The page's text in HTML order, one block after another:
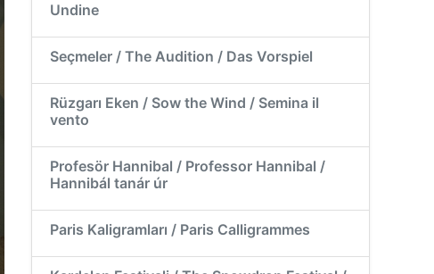
Undine
Seçmeler / The Audition / Das Vorspiel
Rüzgarı Eken / Sow the Wind / Semina il
vento
Profesör Hannibal / Professor Hannibal /
Hannibál tanár úr
Paris Kaligramları / Paris Calligrammes